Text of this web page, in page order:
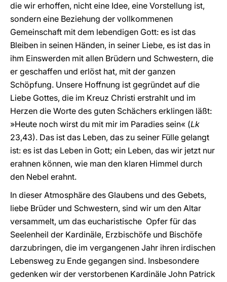
die wir erhoffen, nicht eine Idee, eine Vorstellung ist,
sondern eine Beziehung der vollkommenen
Gemeinschaft mit dem lebendigen Gott: es ist das
Bleiben in seinen Händen, in seiner Liebe, es ist das in
ihm Einswerden mit allen Brüdern und Schwestern, die
er geschaffen und erlöst hat, mit der ganzen
Schöpfung. Unsere Hoffnung ist gegründet auf die
Liebe Gottes, die im Kreuz Christi erstrahlt und im
Herzen die Worte des guten Schächers erklingen läßt:
»Heute noch wirst du mit mir im Paradies sein« (Lk
23,43). Das ist das Leben, das zu seiner Fülle gelangt
ist: es ist das Leben in Gott; ein Leben, das wir jetzt nur
erahnen können, wie man den klaren Himmel durch
den Nebel erahnt.
In dieser Atmosphäre des Glaubens und des Gebets,
liebe Brüder und Schwestern, sind wir um den Altar
versammelt, um das eucharistische Opfer für das
Seelenheil der Kardinäle, Erzbischöfe und Bischöfe
darzubringen, die im vergangenen Jahr ihren irdischen
Lebensweg zu Ende gegangen sind. Insbesondere
gedenken wir der verstorbenen Kardinäle John Patrick